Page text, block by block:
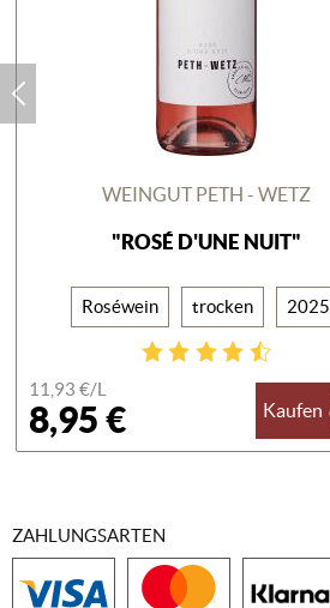
WEINGUT PETH - WETZ
"ROSÉ D'UNE NUIT"
Roséwein trocken 2025
11,93 €/L
8,95 € Kaufen
ZAHLUNGSARTEN